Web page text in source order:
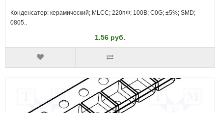
Конденсатор: керамический; MLCC; 220пФ; 100В; C0G; ±5%; SMD;
0805..
1.56 руб.